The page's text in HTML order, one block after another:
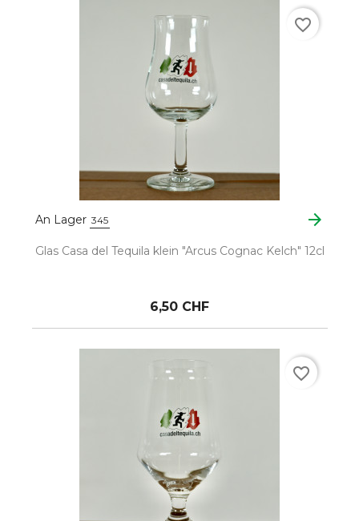
An Lager 345 arrow_forward
Glas Casa del Tequila klein "Arcus Cognac Kelch" 12cl
6,50 CHF
favorite_border
favorite_border